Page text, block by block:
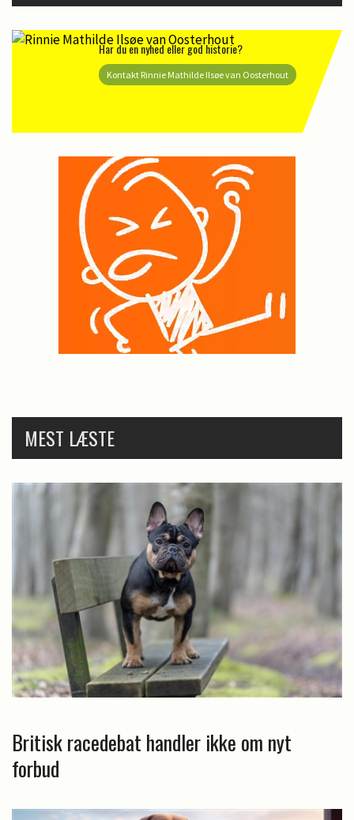
Har du en nyhed eller god historie?
Kontakt Rinnie Mathilde Ilsøe van Oosterhout
MEST LÆSTE
Britisk racedebat handler ikke om nyt
forbud